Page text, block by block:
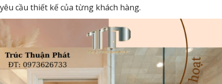
yêu cầu thiết kế của từng khách hàng.